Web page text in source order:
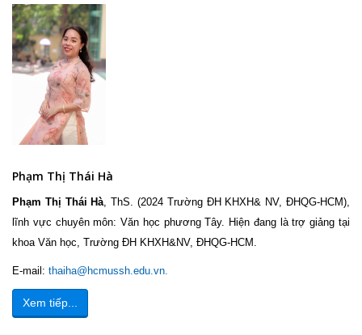
Phạm Thị Thái Hà
Phạm Thị Thái Hà, ThS. (2024 Trường ĐH KHXH& NV, ĐHQG-HCM),
lĩnh vực chuyên môn: Văn học phương Tây. Hiện đang là trợ giảng tại
khoa Văn học, Trường ĐH KHXH&NV, ĐHQG-HCM.
E-mail: thaiha@hcmussh.edu.vn.
Xem tiếp...